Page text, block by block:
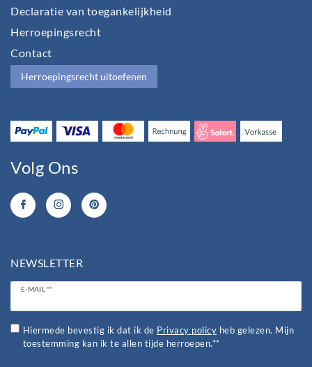
Declaratie van toegankelijkheid
Herroepingsrecht
Contact
Herroepingsrecht uitoefenen
Volg Ons
NEWSLETTER
E-MAIL **
Ceres::Template.newsletterHoneypotLabel
Hiermede bevestig ik dat ik de Privacy policy heb gelezen. Mijn
toestemming kan ik te allen tijde herroepen.**